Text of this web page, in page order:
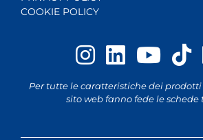
COOKIE POLICY
Per tutte le caratteristiche dei
sito web fanno fede le schede